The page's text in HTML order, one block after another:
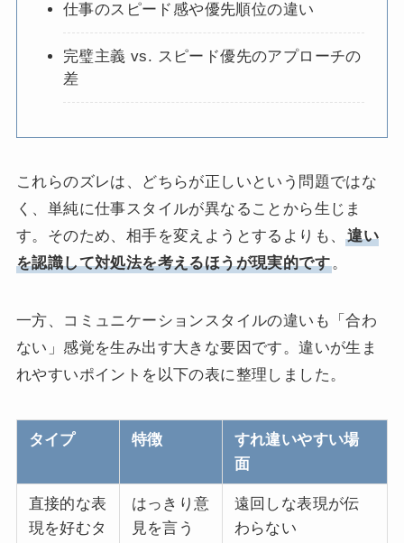
仕事のスピード感や優先順位の違い
完璧主義 vs. スピード優先のアプローチの
差
これらのズレは、どちらが正しいという問題ではな
く、単純に仕事スタイルが異なることから生じま
す。そのため、相手を変えようとするよりも、違い
を認識して対処法を考えるほうが現実的です。
一方、コミュニケーションスタイルの違いも「合わ
ない」感覚を生み出す大きな要因です。違いが生ま
れやすいポイントを以下の表に整理しました。
タイプ 特徴
すれ違いやすい場
面
直接的な表
現を好むタ
はっきり意
見を言う
遠回しな表現が伝
わらない